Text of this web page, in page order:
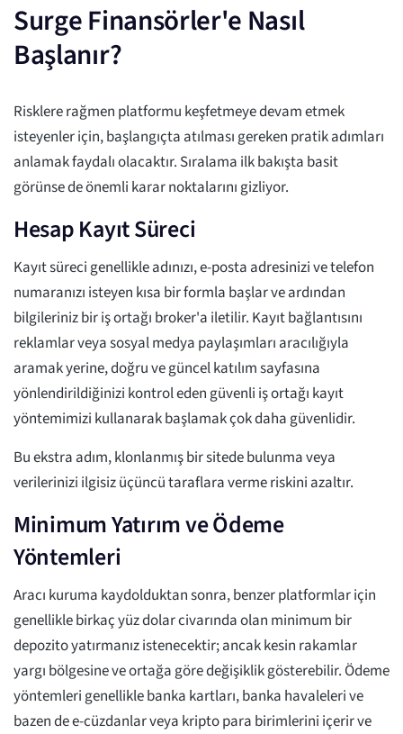
Surge Finansörler'e Nasıl
Başlanır?
Risklere rağmen platformu keşfetmeye devam etmek
isteyenler için, başlangıçta atılması gereken pratik adımları
anlamak faydalı olacaktır. Sıralama ilk bakışta basit
görünse de önemli karar noktalarını gizliyor.
Hesap Kayıt Süreci
Kayıt süreci genellikle adınızı, e-posta adresinizi ve telefon
numaranızı isteyen kısa bir formla başlar ve ardından
bilgileriniz bir iş ortağı broker'a iletilir. Kayıt bağlantısını
reklamlar veya sosyal medya paylaşımları aracılığıyla
aramak yerine, doğru ve güncel katılım sayfasına
yönlendirildiğinizi kontrol eden güvenli iş ortağı kayıt
yöntemimizi kullanarak başlamak çok daha güvenlidir.
Bu ekstra adım, klonlanmış bir sitede bulunma veya
verilerinizi ilgisiz üçüncü taraflara verme riskini azaltır.
Minimum Yatırım ve Ödeme
Yöntemleri
Aracı kuruma kaydolduktan sonra, benzer platformlar için
genellikle birkaç yüz dolar civarında olan minimum bir
depozito yatırmanız istenecektir; ancak kesin rakamlar
yargı bölgesine ve ortağa göre değişiklik gösterebilir. Ödeme
yöntemleri genellikle banka kartları, banka havaleleri ve
bazen de e-cüzdanlar veya kripto para birimlerini içerir ve